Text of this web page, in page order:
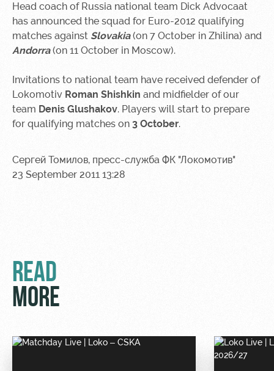
RZD Arena
Events
Fields
rent
Space
Ice palace
Локо
Старт
Our fans
Банковская
«Локомотив»
Wallpapers
A fan card
program
Head coach of Russia national team Dick Advocaat
has announced the squad for Euro-2012 qualifying
matches against Slovakia(on 7 October in Zhilina) and
Andorra(on 11 October in Moscow).
Invitations to national team have received defender of
Lokomotiv Roman Shishkin and midfielder of our
team Denis Glushakov. Players will start to prepare
for qualifying matches on 3 October.
Сергей Томилов, пресс-служба ФК "Локомотив"
23 September 2011 13:28
READ
MORE